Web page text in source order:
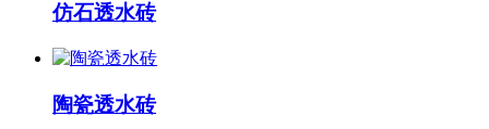
仿石透水砖
陶瓷透水砖